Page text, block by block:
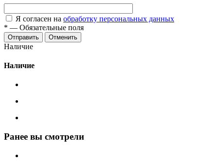
Я согласен на обработку персональных данных
* — Обязательные поля
Отменить
Наличие
Наличие
Ранее вы смотрели